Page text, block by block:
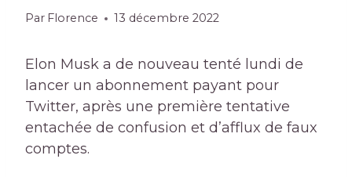
Par Florence 13 décembre 2022
Elon Musk a de nouveau tenté lundi de
lancer un abonnement payant pour
Twitter, après une première tentative
entachée de confusion et d’afflux de faux
comptes.